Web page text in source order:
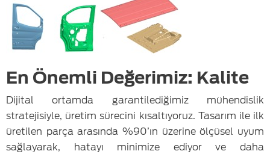
En Önemli Değerimiz: Kalite
Dijital ortamda garantilediğimiz mühendislik
stratejisiyle, üretim sürecini kısaltıyoruz. Tasarım ile ilk
üretilen parça arasında %90’ın üzerine ölçüsel uyum
sağlayarak, hatayı minimize ediyor ve daha